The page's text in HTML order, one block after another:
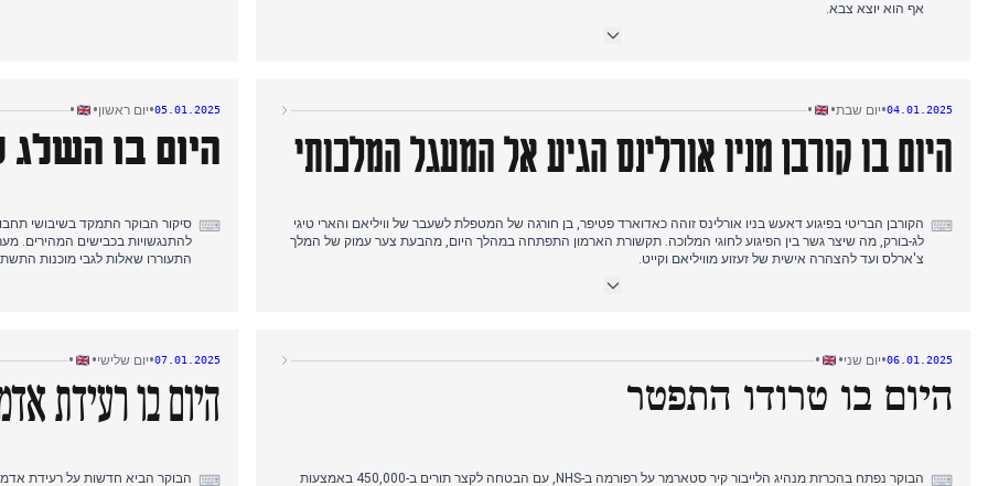
אף הוא יוצא צבא.
אחר הצהריים, ה-FBI שינה כיוון והכריז כי ג'באר פעל לבדו, תוך המעטה בקשרים לאירוע בווגאס. נחשפו פרטים על
מזג האוויר הידרדר ברחבי בריטניה, עם אזהרות שלג והצפות שהובילו להנחיות NHS. בערב המאוחר הגיעו ידיעות על
תקיפת אביה של שרה שריף בכלא בלמארש, בעוד רחוב בורבון נפתח מחדש תחת אבטחה מוגברת.
החולים יעצו לאזרחים להישאר
העולם בחצים, לאחר שניצח את מייקל ואן חרוון 7-3 וזכה
04.01.2025
•יום שבת•
•
היום בו קורבן מניו אורלינס הגיע אל המעגל המלכותי
⌨ הקורבן הבריטי בפיגוע דאעש בניו אורלינס זוהה כאדוארד פטיפר, בן חורגה של המטפלת לשעבר של וויליאם והארי טיגי
לג-בורק, מה שיצר גשר בין הפיגוע לחוגי המלוכה. תקשורת הארמון התפתחה במהלך היום, מהבעת צער עמוק של המלך
צ'ארלס ועד להצהרה אישית של זעזוע מוויליאם וקייט.
הידיעה הבלתי צפויה על מותו של ג'ף באנה, בעלה של כוכבת "הלוטוס הלבן" אוברי פלאזה, בגיל 47, בעוד ביידן הכין
משלוח נשק בשווי 8 מיליארד דולר לישראל.
05.01.2025
•יום ראשון•
•
היום בו
⌨ סיקור הבוקר התמקד בשיבושי
להתנגשויות בכבישים המהירים.
התעוררו שאלות לגבי מוכנות
בצהריים, אוקראינה פתחה
רפורם UK, ויצר גלים בתקשורת הימנית. העימות נבע ממחלוקות לגבי טומי רובינסון, וסימן שבר בברית הקודמת ביניהם.
סיקור הערב חזר להשפעות מזג
מותה של הזוכה ב-RuPaul's Drag Race UK, The Vivienne, בגיל 32.
06.01.2025
•יום שני•
•
היום בו טרודו התפטר
⌨
הבוקר נפתח בהכרזת מנהיג הלייבור קיר סטארמר על רפורמה ב-NHS, עם הבטחה לקצר תורים ב-450,000 באמצעות
07.01.2025
•יום שלישי•
•
היום בו רעידת
⌨